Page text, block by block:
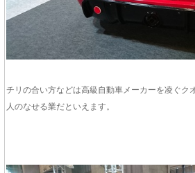
チリの合い方などは高級自動車メーカーを凌ぐク
人のなせる業だといえます。